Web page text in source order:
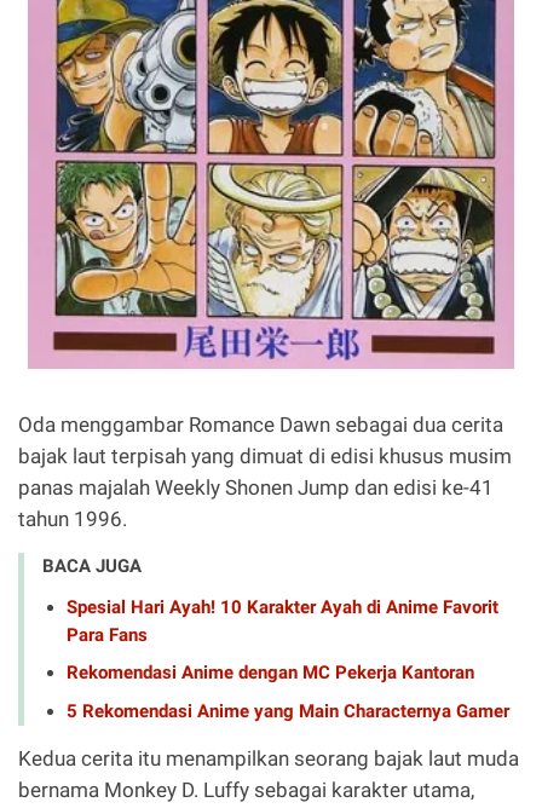
Oda menggambar Romance Dawn sebagai dua cerita
bajak laut terpisah yang dimuat di edisi khusus musim
panas majalah Weekly Shonen Jump dan edisi ke-41
tahun 1996.
BACA JUGA
Spesial Hari Ayah! 10 Karakter Ayah di Anime Favorit
Para Fans
Rekomendasi Anime dengan MC Pekerja Kantoran
5 Rekomendasi Anime yang Main Characternya Gamer
Kedua cerita itu menampilkan seorang bajak laut muda
bernama Monkey D. Luffy sebagai karakter utama,